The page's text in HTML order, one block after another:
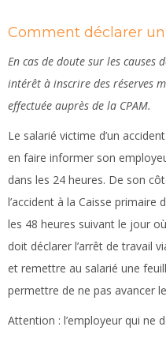
Comment déclarer
En cas de doute sur les causes
intérêt à inscrire des réserves
effectuée auprès de la CPAM.
Le salarié victime d’un
en faire informer son
dans les 24 heures. De son
l’accident à la Caisse primaire
les 48 heures suivant le jour
doit déclarer l’arrêt de travail
et remettre au salarié une
permettre de ne pas avancer
Attention : l’employeur qui ne